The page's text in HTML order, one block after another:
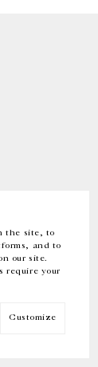
the site, to
and to
our site.
require your
Customize